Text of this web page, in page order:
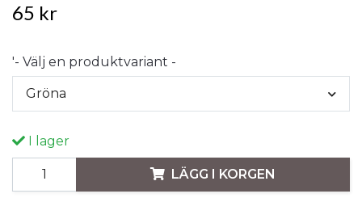
65 kr
'- Välj en produktvariant -
Gröna
I lager
LÄGG I KORGEN